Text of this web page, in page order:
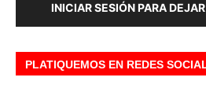
INICIAR SESIÓN PARA
PLATIQUEMOS EN REDES